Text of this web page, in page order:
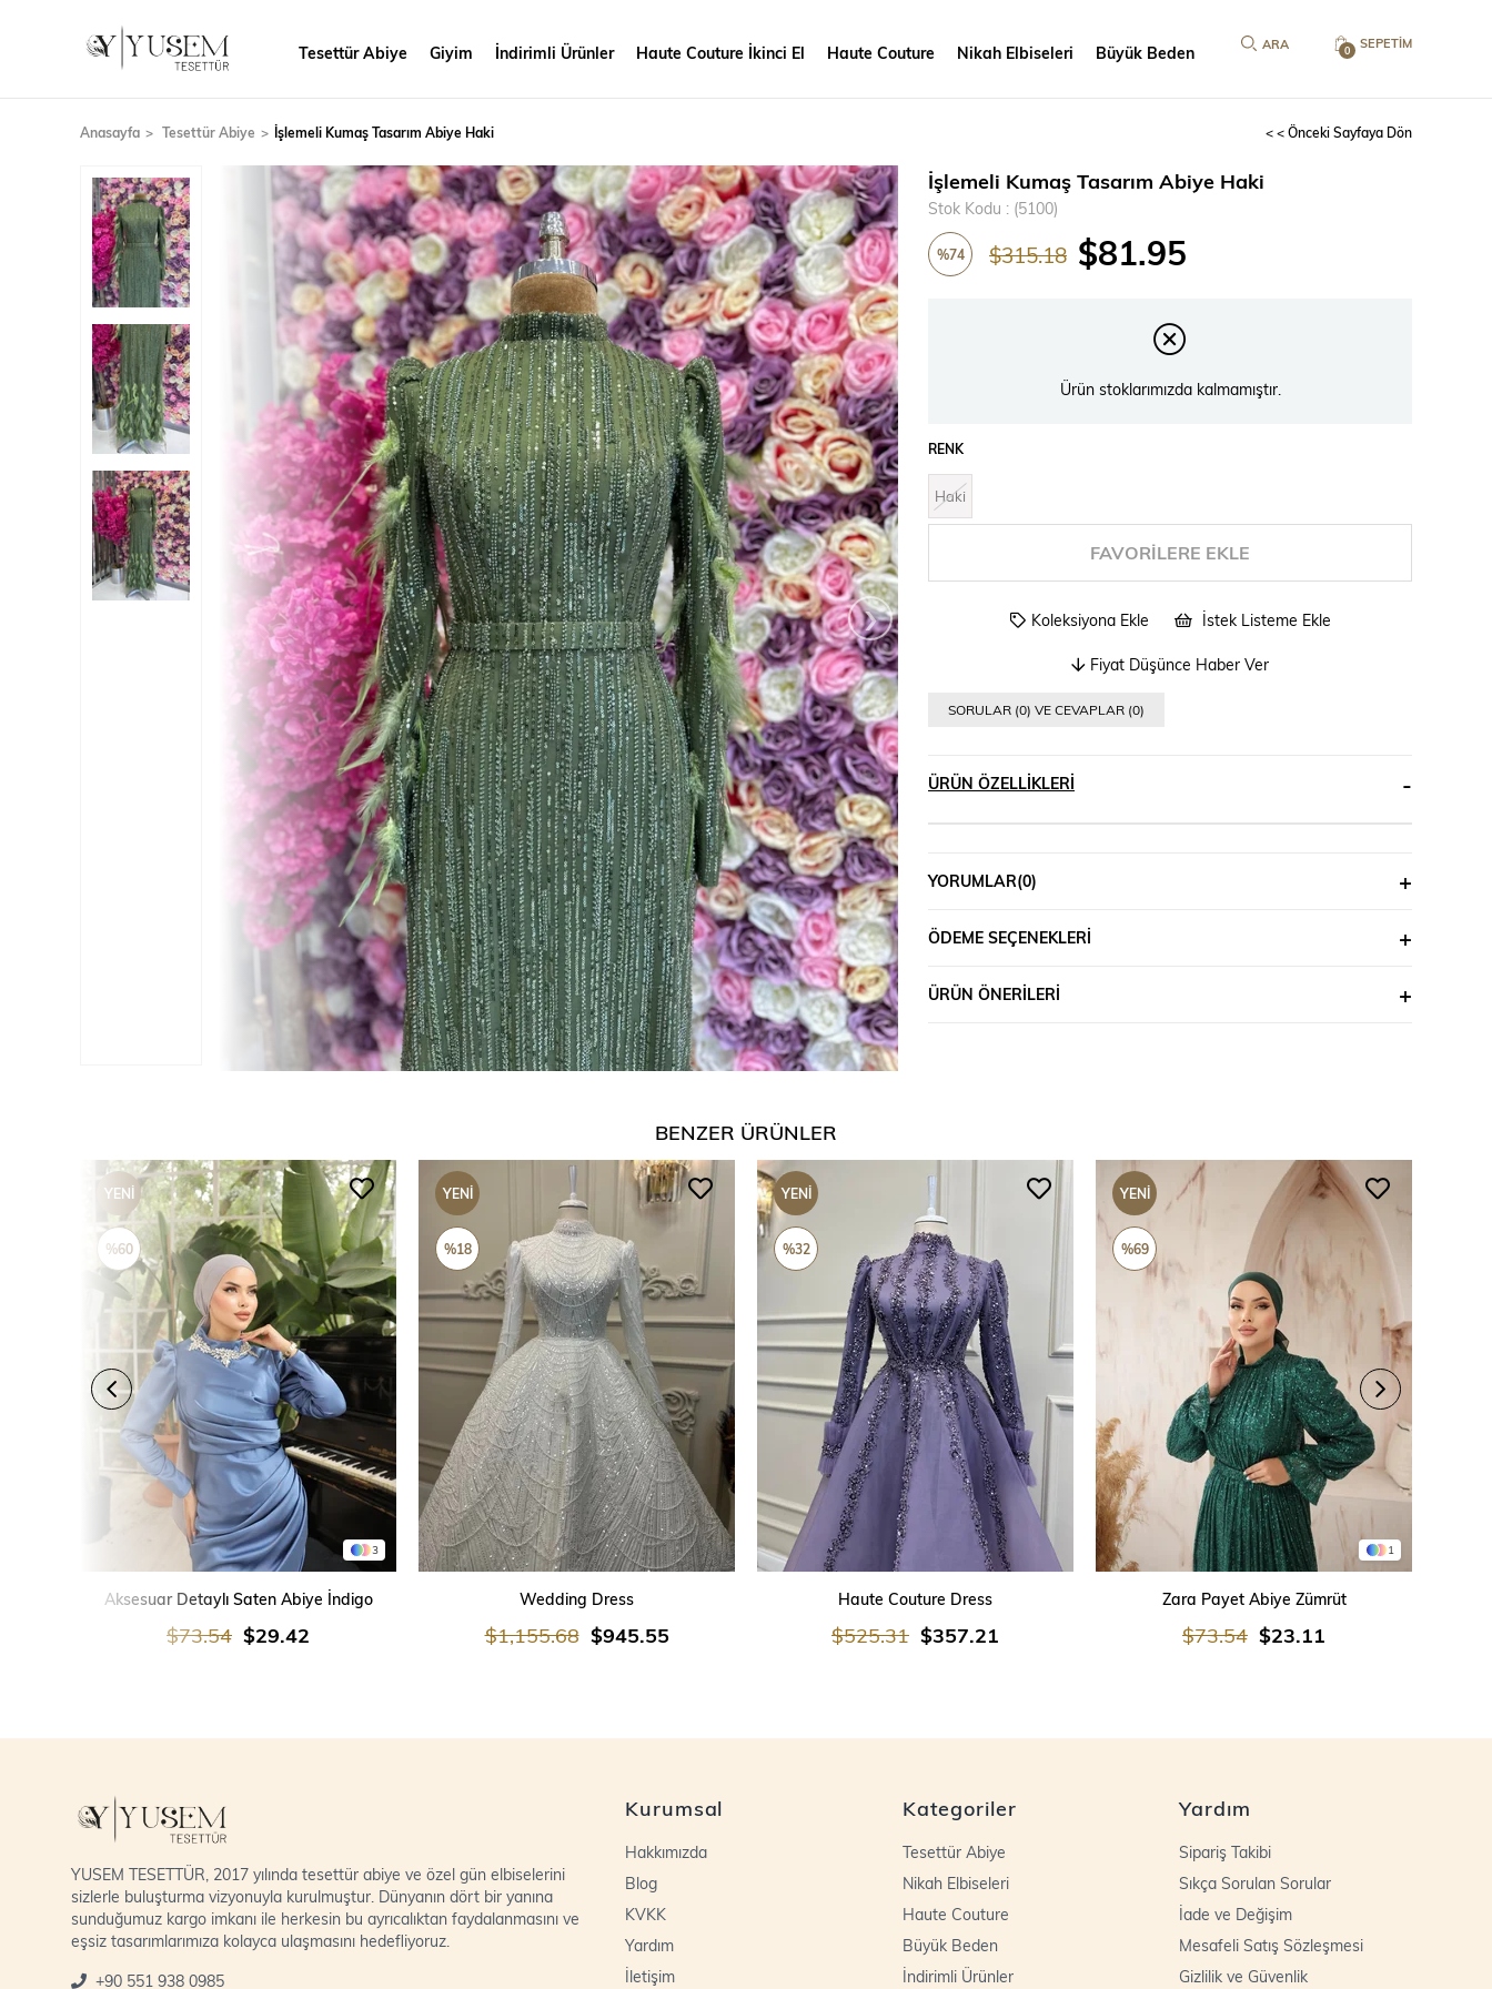
SEPETIM
0
Tesettür Abiye Giyim İndirimli Ürünler Haute Couture İkinci El Haute Couture Nikah Elbiseleri Büyük Beden
Anasayfa Tesettür Abiye İşlemeli Kumaş Tasarım Abiye Haki < < Önceki Sayfaya Dön
›
İşlemeli Kumaş Tasarım Abiye Haki
Stok Kodu (5100)
%74 $315.18 $81.95
Ürün stoklarımızda kalmamıştır.
RENK
Haki
FAVORILERE EKLE
Koleksiyona Ekle İstek Listeme Ekle
Fiyat Düşünce Haber Ver
SORULAR (0) VE CEVAPLAR (0)
ÜRÜN ÖZELLIKLERI
YORUMLAR(0)
ÖDEME SEÇENEKLERI
ÜRÜN ÖNERILERI
BENZER ÜRÜNLER
3
Aksesuar Detaylı Saten Abiye İndigo
$29.42
$73.54
YENI
ÜRÜN
%60
Wedding Dress
$945.55
$1,155.68
YENI
ÜRÜN
%18
Haute Couture Dress
$357.21
$525.31
YENI
ÜRÜN
%32
1
Zara Payet Abiye Zümrüt
$23.11
$73.54
YENI
ÜRÜN
%69
YUSEM TESETTÜR, 2017 yılında tesettür abiye ve özel gün elbiselerini
sizlerle buluşturma vizyonuyla kurulmuştur. Dünyanın dört bir yanına
sunduğumuz kargo imkanı ile herkesin bu ayrıcalıktan faydalanmasını ve
eşsiz tasarımlarımıza kolayca ulaşmasını hedefliyoruz.
+90 551 938 0985
Kurumsal
Hakkımızda
Blog
KVKK
Yardım
İletişim
Kategoriler
Tesettür Abiye
Nikah Elbiseleri
Haute Couture
Büyük Beden
İndirimli Ürünler
Yardım
Sipariş Takibi
Sıkça Sorulan Sorular
İade ve Değişim
Mesafeli Satış Sözleşmesi
Gizlilik ve Güvenlik